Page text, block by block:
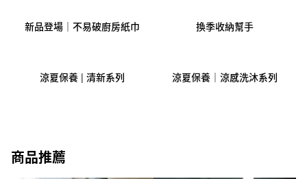
新品登場｜不易破廚房紙巾 換季收納幫手
涼夏保養 | 清新系列 涼夏保養｜涼感洗沐系列
商品推薦